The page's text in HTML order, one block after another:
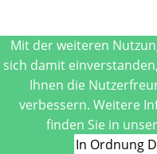
Mit der weiteren
sich damit
Ihnen die
verbessern. Weitere
finden Sie in
In Ordnung